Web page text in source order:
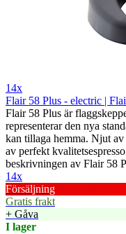
14x
Flair 58 Plus - electric |
Flair 58 Plus är
representerar den nya
kan tillaga hemma. Njut
av perfekt
beskrivningen av Flair 58
14x
Försäljning
Gratis frakt
+ Gåva
I lager